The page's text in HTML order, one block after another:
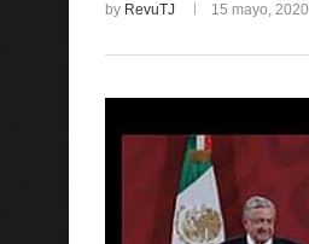
by RevuTJ 15 mayo, 2020